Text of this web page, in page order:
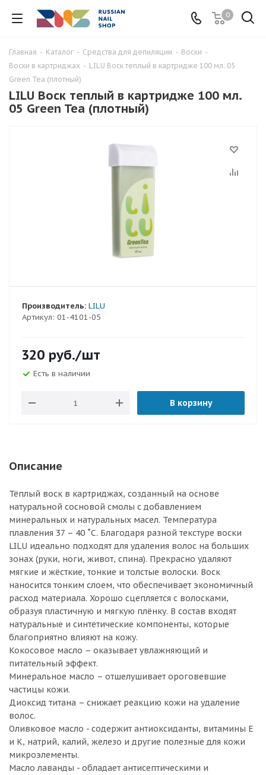
0
Главная - Каталог - Средства для депиляции - Воски -
Воски в картриджах - LILU Воск теплый в картридже 100 мл. 05
Green Tea (плотный)
LILU Воск теплый в картридже 100 мл.
05 Green Tea (плотный)
Артикул: 01-4101-05
Производитель: LILU
320 руб./шт
Есть в наличии
В корзину
Описание
Тёплый воск в картриджах, созданный на основе
натуральной сосновой смолы с добавлением
минеральных и натуральных масел. Температура
плавления 37 – 40 ˚С. Благодаря разной текстуре воски
LILU идеально подходят для удаления волос на больших
зонах (руки, ноги, живот, спина). Прекрасно удаляют
мягкие и жёсткие, тонкие и толстые волоски. Воск
наносится тонким слоем, что обеспечивает экономичный
расход материала. Хорошо сцепляется с волосками,
образуя пластичную и мягкую плёнку. В состав входят
натуральные и синтетические компоненты, которые
благоприятно влияют на кожу.
Кокосовое масло – оказывает увлажняющий и
питательный эффект.
Минеральное масло – отшелушивает ороговевшие
частицы кожи.
Диоксид титана – снижает реакцию кожи на удаление
волос.
Оливковое масло - содержит антиоксиданты, витамины Е
и К, натрий, калий, железо и другие полезные для кожи
микроэлементы.
Масло лаванды - обладает антисептическими и